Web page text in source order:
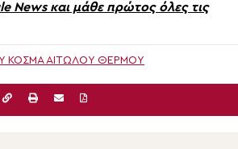
News και μάθε πρώτος όλες τις
ΚΟΣΜΆ ΑΙΤΩΛΟΎ ΘΈΡΜΟΥ